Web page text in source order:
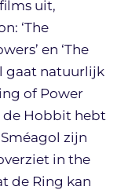
uit,
‘The
en ‘The
gaat natuurlijk
of Power
de Hobbit hebt
zijn
in the
de Ring kan